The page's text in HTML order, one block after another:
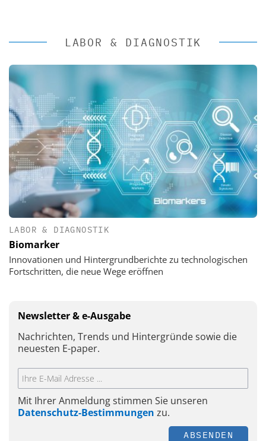
LABOR & DIAGNOSTIK
LABOR & DIAGNOSTIK
Biomarker
Innovationen und Hintergrundberichte zu technologischen
Fortschritten, die neue Wege eröffnen
Newsletter & e-Ausgabe
Nachrichten, Trends und Hintergründe sowie die
neuesten E-paper.
Mit Ihrer Anmeldung stimmen Sie unseren
Datenschutz-Bestimmungen zu.
ABSENDEN